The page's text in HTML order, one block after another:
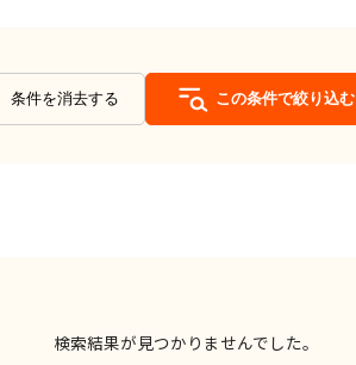
条件を消去する この条件で絞り込む
検索結果が見つかりませんでした。